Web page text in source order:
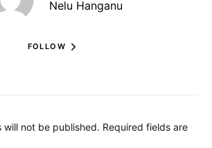
Nelu Hanganu
FOLLOW
will not be published. Required fields are